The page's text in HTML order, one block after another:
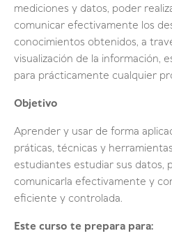
mediciones y datos, poder
comunicar efectivamente los
conocimientos obtenidos, a
visualización de la información,
para prácticamente cualquier
Objetivo
Aprender y usar de forma
práticas, técnicas y
estudiantes estudiar sus datos,
comunicarla efectivamente y
eficiente y controlada.
Este curso te prepara para: